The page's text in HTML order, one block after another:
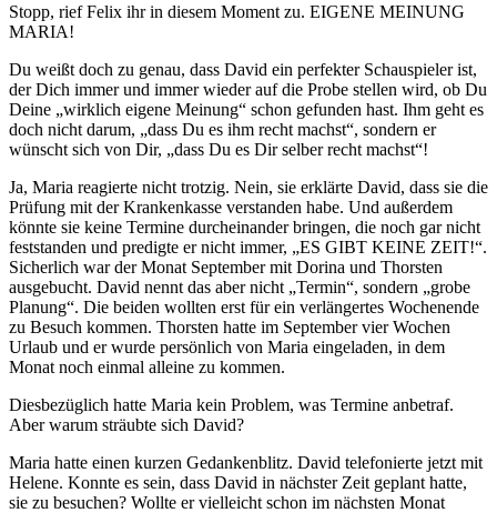
Stopp, rief Felix ihr in diesem Moment zu. EIGENE MEINUNG
MARIA!
Du weißt doch zu genau, dass David ein perfekter Schauspieler ist,
der Dich immer und immer wieder auf die Probe stellen wird, ob Du
Deine „wirklich eigene Meinung“ schon gefunden hast. Ihm geht es
doch nicht darum, „dass Du es ihm recht machst“, sondern er
wünscht sich von Dir, „dass Du es Dir selber recht machst“!
Ja, Maria reagierte nicht trotzig. Nein, sie erklärte David, dass sie die
Prüfung mit der Krankenkasse verstanden habe. Und außerdem
könnte sie keine Termine durcheinander bringen, die noch gar nicht
feststanden und predigte er nicht immer, „ES GIBT KEINE ZEIT!“.
Sicherlich war der Monat September mit Dorina und Thorsten
ausgebucht. David nennt das aber nicht „Termin“, sondern „grobe
Planung“. Die beiden wollten erst für ein verlängertes Wochenende
zu Besuch kommen. Thorsten hatte im September vier Wochen
Urlaub und er wurde persönlich von Maria eingeladen, in dem
Monat noch einmal alleine zu kommen.
Diesbezüglich hatte Maria kein Problem, was Termine anbetraf.
Aber warum sträubte sich David?
Maria hatte einen kurzen Gedankenblitz. David telefonierte jetzt mit
Helene. Konnte es sein, dass David in nächster Zeit geplant hatte,
sie zu besuchen? Wollte er vielleicht schon im nächsten Monat